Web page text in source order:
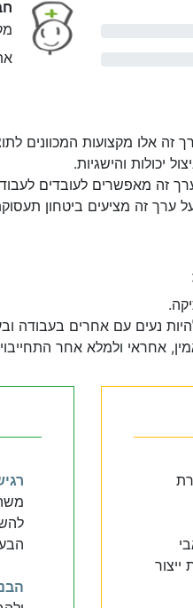
זה אלו מקצועות המכוונים
יכולות והישגיות.
זה מאפשרים לעובדים
ערך זה מציעים ביטחון
נעים עם אחרים בעבודה
אחראי ולמלא אחר
ייצור